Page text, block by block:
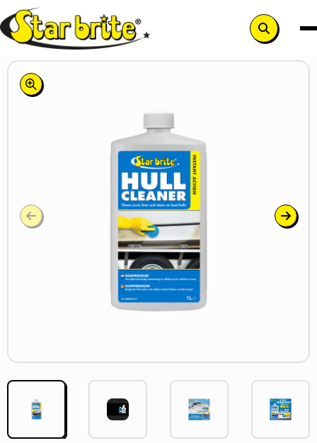
Zoek
knop
Videospeler